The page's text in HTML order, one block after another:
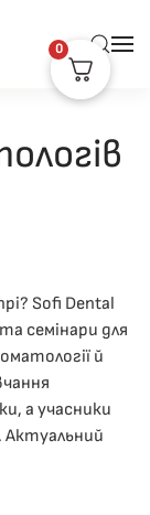
Sofi Dental
семінари для
й
а учасники
0